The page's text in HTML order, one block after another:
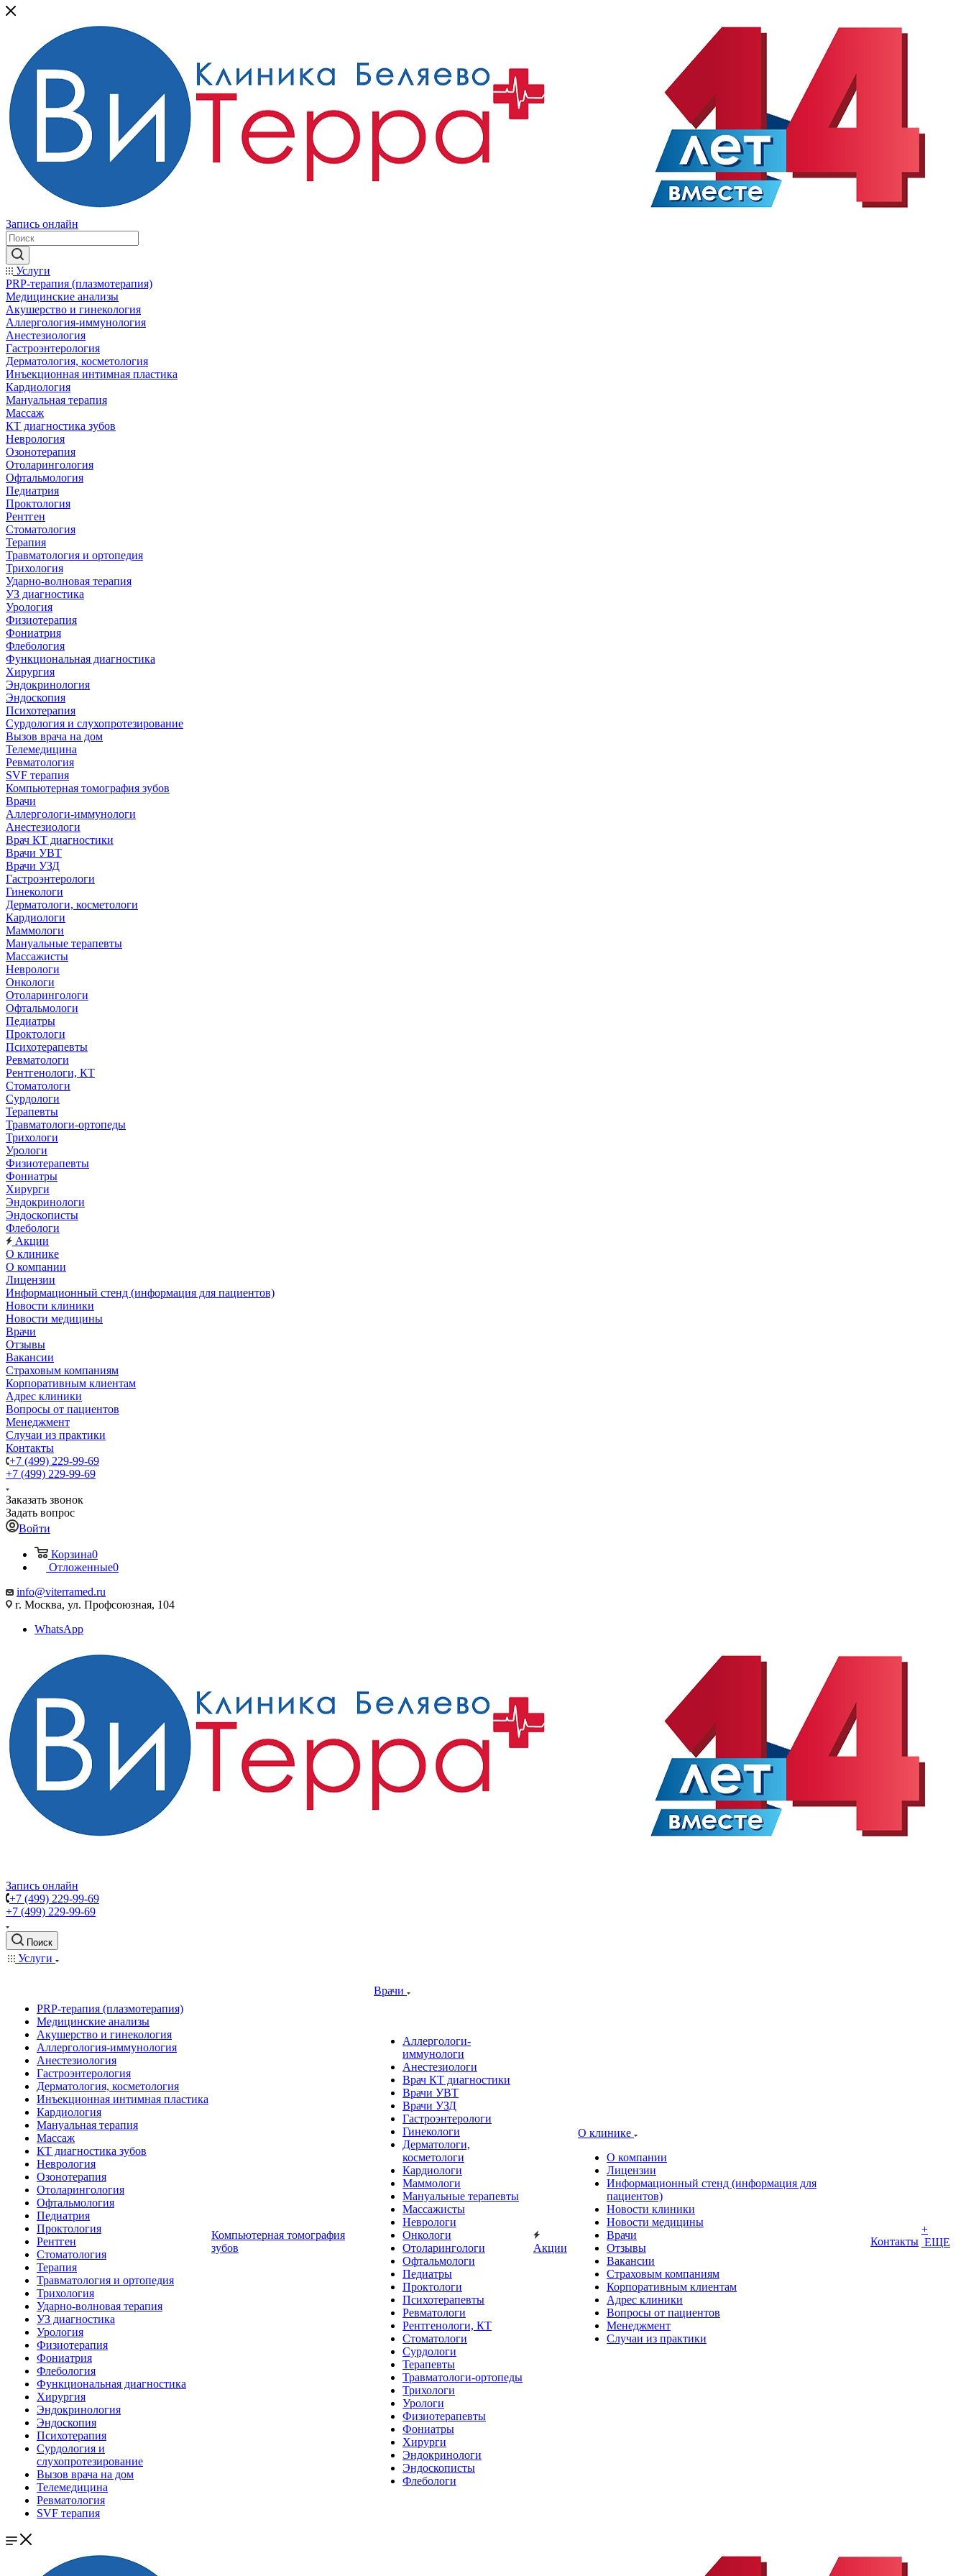
Запись онлайн
Услуги
PRP-терапия (плазмотерапия)
Медицинские анализы
Акушерство и гинекология
Аллергология-иммунология
Анестезиология
Гастроэнтерология
Дерматология, косметология
Инъекционная интимная пластика
Кардиология
Мануальная терапия
Массаж
КТ диагностика зубов
Неврология
Озонотерапия
Отоларингология
Офтальмология
Педиатрия
Проктология
Рентген
Стоматология
Терапия
Травматология и ортопедия
Трихология
Ударно-волновая терапия
УЗ диагностика
Урология
Физиотерапия
Фониатрия
Флебология
Функциональная диагностика
Хирургия
Эндокринология
Эндоскопия
Психотерапия
Сурдология и слухопротезирование
Вызов врача на дом
Телемедицина
Ревматология
SVF терапия
Компьютерная томография зубов
Врачи
Аллергологи-иммунологи
Анестезиологи
Врач КТ диагностики
Врачи УВТ
Врачи УЗД
Гастроэнтерологи
Гинекологи
Дерматологи, косметологи
Кардиологи
Маммологи
Мануальные терапевты
Массажисты
Неврологи
Онкологи
Отоларингологи
Офтальмологи
Педиатры
Проктологи
Психотерапевты
Ревматологи
Рентгенологи, КТ
Стоматологи
Сурдологи
Терапевты
Травматологи-ортопеды
Трихологи
Урологи
Физиотерапевты
Фониатры
Хирурги
Эндокринологи
Эндоскописты
Флебологи
Акции
О клинике
О компании
Лицензии
Информационный стенд (информация для пациентов)
Новости клиники
Новости медицины
Врачи
Отзывы
Вакансии
Страховым компаниям
Корпоративным клиентам
Адрес клиники
Вопросы от пациентов
Менеджмент
Случаи из практики
Контакты
+7 (499) 229-99-69
+7 (499) 229-99-69
Заказать звонок
Задать вопрос
Войти
Корзина0
Отложенные0
info@viterramed.ru
г. Москва, ул. Профсоюзная, 104
WhatsApp
Запись онлайн
+7 (499) 229-99-69
+7 (499) 229-99-69
Поиск
Услуги
PRP-терапия (плазмотерапия)
Медицинские анализы
Акушерство и гинекология
Аллергология-иммунология
Анестезиология
Гастроэнтерология
Дерматология, косметология
Инъекционная интимная пластика
Кардиология
Мануальная терапия
Массаж
КТ диагностика зубов
Неврология
Озонотерапия
Отоларингология
Офтальмология
Педиатрия
Проктология
Рентген
Стоматология
Терапия
Травматология и ортопедия
Трихология
Ударно-волновая терапия
УЗ диагностика
Урология
Физиотерапия
Фониатрия
Флебология
Функциональная диагностика
Хирургия
Эндокринология
Эндоскопия
Психотерапия
Сурдология и
слухопротезирование
Вызов врача на дом
Телемедицина
Ревматология
SVF терапия
Компьютерная томография
зубов
Врачи
Аллергологи-
иммунологи
Анестезиологи
Врач КТ диагностики
Врачи УВТ
Врачи УЗД
Гастроэнтерологи
Гинекологи
Дерматологи,
косметологи
Кардиологи
Маммологи
Мануальные терапевты
Массажисты
Неврологи
Онкологи
Отоларингологи
Офтальмологи
Педиатры
Проктологи
Психотерапевты
Ревматологи
Рентгенологи, КТ
Стоматологи
Сурдологи
Терапевты
Травматологи-ортопеды
Трихологи
Урологи
Физиотерапевты
Фониатры
Хирурги
Эндокринологи
Эндоскописты
Флебологи
Акции
О клинике
О компании
Лицензии
Информационный стенд (информация для
пациентов)
Новости клиники
Новости медицины
Врачи
Отзывы
Вакансии
Страховым компаниям
Корпоративным клиентам
Адрес клиники
Вопросы от пациентов
Менеджмент
Случаи из практики
Контакты
+
ЕЩЕ